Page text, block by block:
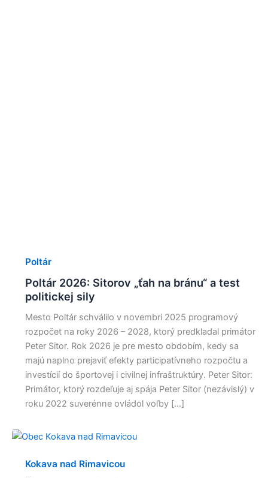
Poltár
Poltár 2026: Sitorov „ťah na bránu“ a test
politickej sily
Mesto Poltár schválilo v novembri 2025 programový
rozpočet na roky 2026 – 2028, ktorý predkladal primátor
Peter Sitor. Rok 2026 je pre mesto obdobím, kedy sa
majú naplno prejaviť efekty participatívneho rozpočtu a
investícií do športovej i civilnej infraštruktúry. Peter Sitor:
Primátor, ktorý rozdeľuje aj spája Peter Sitor (nezávislý) v
roku 2022 suverénne ovládol voľby […]
Kokava nad Rimavicou